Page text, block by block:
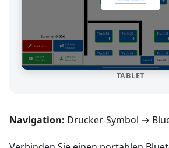
TABLET
Navigation: Drucker-Symbol →